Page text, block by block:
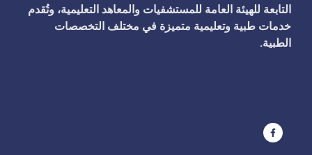
التابعة للهيئة العامة للمستشفيات والمعاهد التعليمية، وتُقدم
خدمات طبية وتعليمية متميزة في مختلف التخصصات
الطبية.